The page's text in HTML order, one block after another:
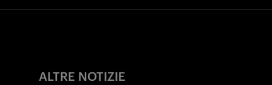
ALTRE NOTIZIE